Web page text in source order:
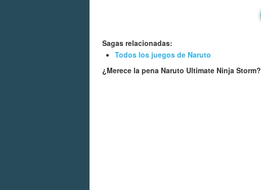
Sagas relacionadas:
Todos los juegos de Naruto
¿Merece la pena Naruto Ultimate Ninja Storm?